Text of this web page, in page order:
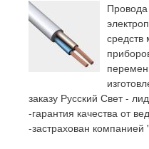
заказу Русский Свет -
-гарантия качества от
-застрахован компанией